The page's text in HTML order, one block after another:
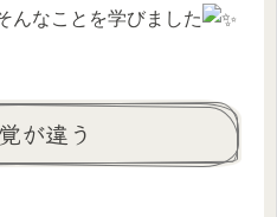
んなことを学びました
が違う